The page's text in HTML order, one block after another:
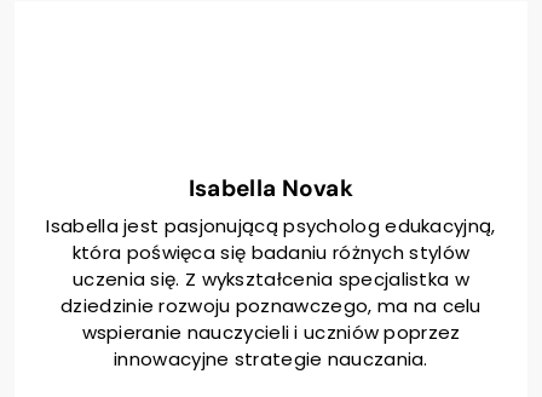
Isabella Novak
Isabella jest pasjonującą psycholog edukacyjną,
która poświęca się badaniu różnych stylów
uczenia się. Z wykształcenia specjalistka w
dziedzinie rozwoju poznawczego, ma na celu
wspieranie nauczycieli i uczniów poprzez
innowacyjne strategie nauczania.